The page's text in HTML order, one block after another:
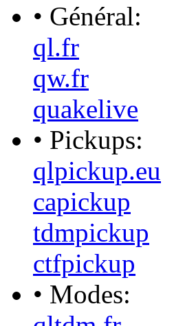
• Général:
ql.fr
qw.fr
quakelive
• Pickups:
qlpickup.eu
capickup
tdmpickup
ctfpickup
• Modes: